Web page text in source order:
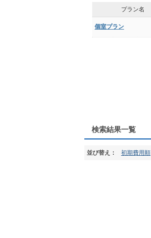
プラン名
個室プラン
検索結果一覧
並び替え： 初期費用順